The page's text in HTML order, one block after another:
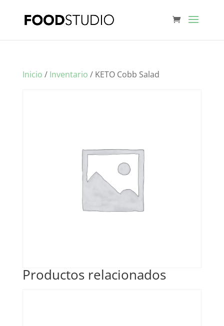
Inicio / Inventario / KETO Cobb Salad
Productos relacionados